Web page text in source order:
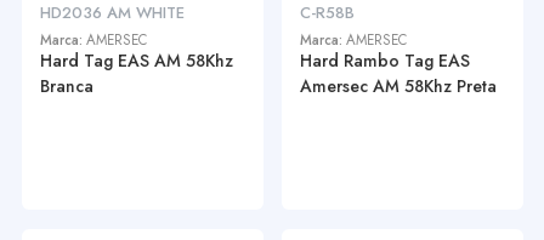
HD2036 AM WHITE
Marca: AMERSEC
Hard Tag EAS AM 58Khz
Branca
C-R58B
Marca: AMERSEC
Hard Rambo Tag EAS
Amersec AM 58Khz Preta